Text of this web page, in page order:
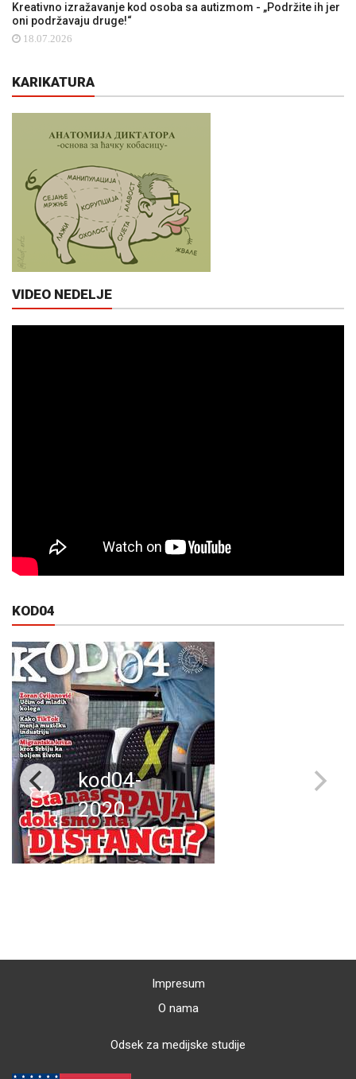
Kreativno izražavanje kod osoba sa autizmom - „Podržite ih jer
oni podržavaju druge!“
18.07.2026
KARIKATURA
VIDEO NEDELJE
KOD04
kod04-
2020
Impresum
O nama
Odsek za medijske studije